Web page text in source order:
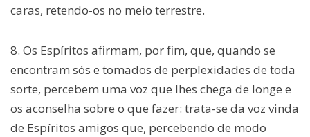
caras, retendo-os no meio terrestre.
8. Os Espíritos afirmam, por fim, que, quando se
encontram sós e tomados de perplexidades de toda
sorte, percebem uma voz que lhes chega de longe e
os aconselha sobre o que fazer: trata-se da voz vinda
de Espíritos amigos que, percebendo de modo